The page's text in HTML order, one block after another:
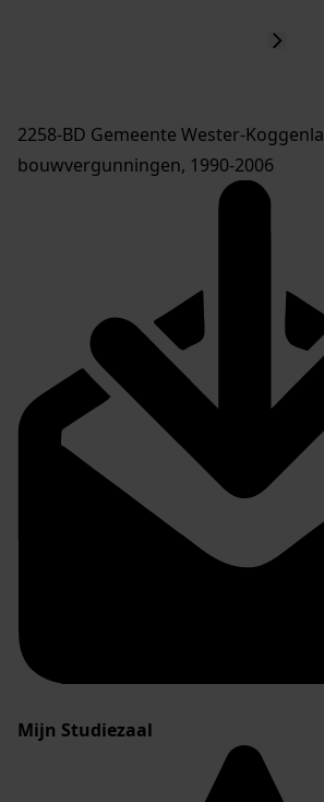
2258-BD Gemeente Wester-
bouwvergunningen, 1990-2006
Mijn Studiezaal